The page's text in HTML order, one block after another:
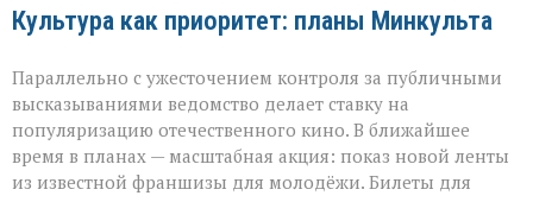
Культура как приоритет: планы Минкульта
Параллельно с ужесточением контроля за публичными
высказываниями ведомство делает ставку на
популяризацию отечественного кино. В ближайшее
время в планах — масштабная акция: показ новой ленты
из известной франшизы для молодёжи. Билеты для